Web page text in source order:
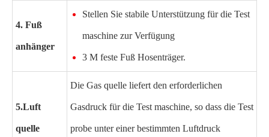
4. Fuß
anhänger
Stellen Sie stabile Unterstützung für die Test
maschine zur Verfügung
3 M feste Fuß Hosenträger.
5.Luft
quelle
Die Gas quelle liefert den erforderlichen
Gasdruck für die Test maschine, so dass die Test
probe unter einer bestimmten Luftdruck